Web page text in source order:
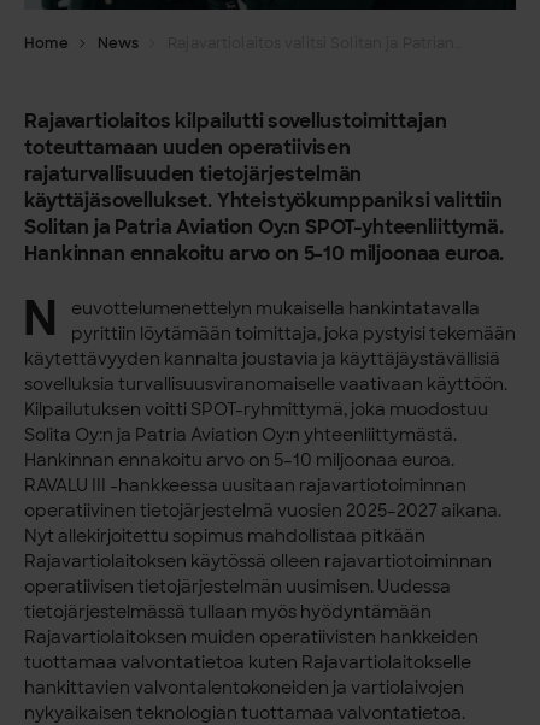
Home News
Rajavartiolaitos kilpailutti sovellustoimittajan
toteuttamaan uuden operatiivisen
rajaturvallisuuden tietojärjestelmän
käyttäjäsovellukset. Yhteistyökumppaniksi valittiin
Solitan ja Patria Aviation Oy:n SPOT-yhteenliittymä.
Hankinnan ennakoitu arvo on 5–10 miljoonaa euroa.
N
euvottelumenettelyn mukaisella hankintatavalla
pyrittiin löytämään toimittaja, joka pystyisi tekemään
käytettävyyden kannalta joustavia ja käyttäjäystävällisiä
sovelluksia turvallisuusviranomaiselle vaativaan käyttöön.
Kilpailutuksen voitti SPOT-ryhmittymä, joka muodostuu
Solita Oy:n ja Patria Aviation Oy:n yhteenliittymästä.
Hankinnan ennakoitu arvo on 5–10 miljoonaa euroa.
RAVALU III -hankkeessa uusitaan rajavartiotoiminnan
operatiivinen tietojärjestelmä vuosien 2025–2027 aikana.
Nyt allekirjoitettu sopimus mahdollistaa pitkään
Rajavartiolaitoksen käytössä olleen rajavartiotoiminnan
operatiivisen tietojärjestelmän uusimisen. Uudessa
tietojärjestelmässä tullaan myös hyödyntämään
Rajavartiolaitoksen muiden operatiivisten hankkeiden
tuottamaa valvontatietoa kuten Rajavartiolaitokselle
hankittavien valvontalentokoneiden ja vartiolaivojen
nykyaikaisen teknologian tuottamaa valvontatietoa.